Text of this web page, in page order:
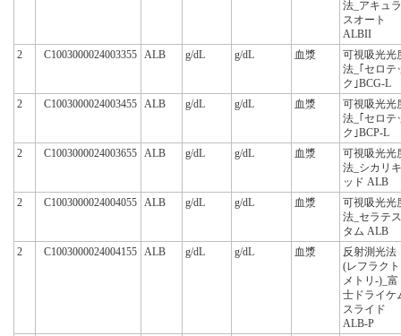
法_アキュラ
スオート
ALBII
2
C1003000024003355 ALB g/dL g/dL 血漿
可視吸光光
法_｢セロテ
ク｣BCG-L
2
C1003000024003455 ALB g/dL g/dL 血漿
可視吸光光
法_｢セロテ
ク｣BCP-L
2
C1003000024003655 ALB g/dL g/dL 血漿
可視吸光光
法_シカリキ
ッド ALB
2
C1003000024004055 ALB g/dL g/dL 血漿
可視吸光光
法_セラテス
タム ALB
2
C1003000024004155 ALB g/dL g/dL 血漿
反射測光法
(レフラクト
メトリ-)_富
士ドライケ
スライド
ALB-P